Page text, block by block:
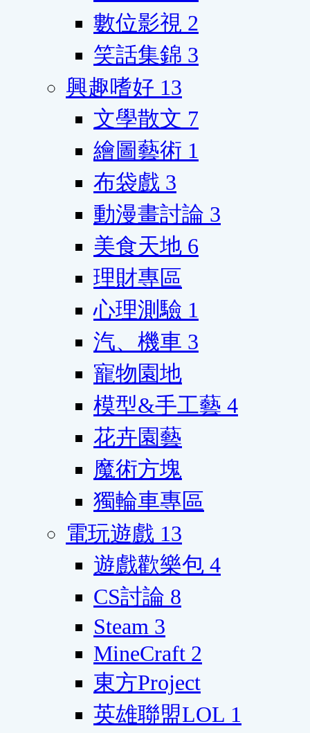
數位影視 2
笑話集錦 3
興趣嗜好 13
文學散文 7
繪圖藝術 1
布袋戲 3
動漫畫討論 3
美食天地 6
理財專區
心理測驗 1
汽、機車 3
寵物園地
模型&手工藝 4
花卉園藝
魔術方塊
獨輪車專區
電玩遊戲 13
遊戲歡樂包 4
CS討論 8
Steam 3
MineCraft 2
東方Project
英雄聯盟LOL 1